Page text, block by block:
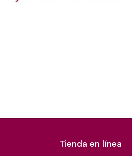
Tienda en línea